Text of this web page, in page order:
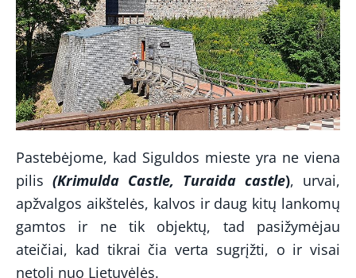
Pastebėjome, kad Siguldos mieste yra ne viena
pilis (Krimulda Castle, Turaida castle), urvai,
apžvalgos aikštelės, kalvos ir daug kitų lankomų
gamtos ir ne tik objektų, tad pasižymėjau
ateičiai, kad tikrai čia verta sugrįžti, o ir visai
netoli nuo Lietuvėlės.